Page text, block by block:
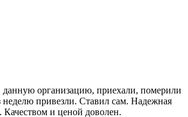
данную организацию, приехали, померили
неделю привезли. Ставил сам. Надежная
Качеством и ценой доволен.